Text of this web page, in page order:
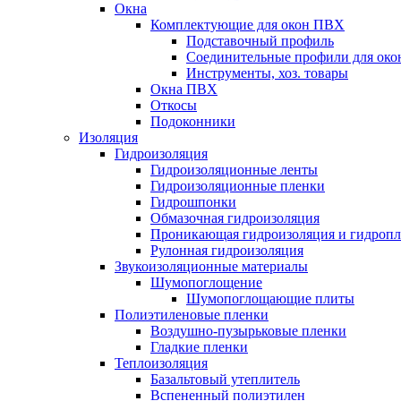
Окна
Комплектующие для окон ПВХ
Подставочный профиль
Соединительные профили для
Инструменты, хоз. товары
Окна ПВХ
Откосы
Подоконники
Изоляция
Гидроизоляция
Гидроизоляционные ленты
Гидроизоляционные пленки
Гидрошпонки
Обмазочная гидроизоляция
Проникающая гидроизоляция и
Рулонная гидроизоляция
Звукоизоляционные материалы
Шумопоглощение
Шумопоглощающие плиты
Полиэтиленовые пленки
Воздушно-пузырьковые пленки
Гладкие пленки
Теплоизоляция
Базальтовый утеплитель
Вспененный полиэтилен